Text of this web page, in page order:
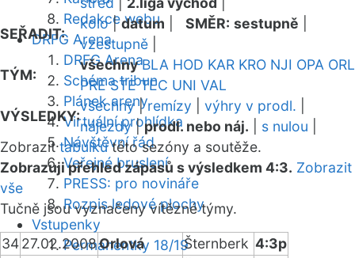
Redakce webu
DRFG Arena
DRFG Arena
Schéma tribun
Plánek areny
Virtuální prohlídka
Návštěvní řád
Veřejné bruslení
PRESS: pro novináře
Rozpis ledové plochy
Vstupenky
Permanentky 18/19
SEŘADIT:
kolo|datum SMĚR: sestupně
vzestupně
TÝM:
všechny BLA HOD KAR KRO NJI OPA ORL
PRE STE TEC UNI VAL
VÝSLEDKY:
všechny|remízy výhry v prodl.
nájezdy|prodl. nebo náj. s nulou
Zobrazittabulkutéto sezóny a soutěže.
Zobrazuji přehled zápasů s výsledkem 4:3. Zobrazit
vše
Tučně jsou vyznačeny vítězné týmy.
3427.02.2008Orlová Šternberk 4:3p